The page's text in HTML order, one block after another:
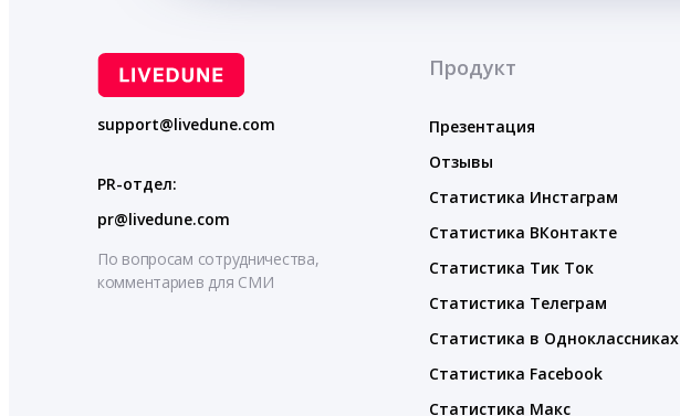
support@livedune.com
PR-отдел:
pr@livedune.com
По вопросам сотрудничества,
комментариев для СМИ
Продукт
Презентация
Отзывы
Статистика Инстаграм
Статистика ВКонтакте
Статистика Тик Ток
Статистика Телеграм
Статистика в Одноклассниках
Статистика Facebook
Статистика Макс